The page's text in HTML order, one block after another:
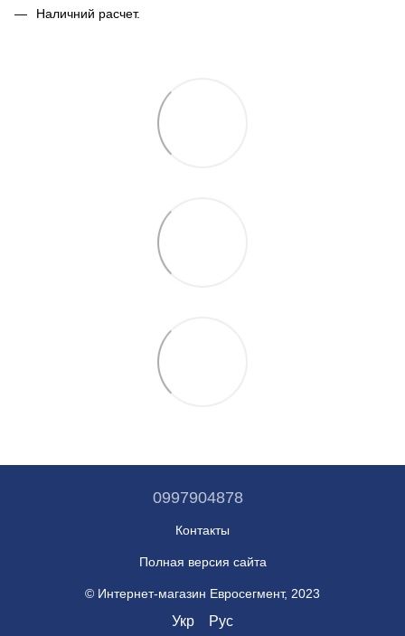
Наличний расчет.
0997904878
Контакты
Полная версия сайта
© Интернет-магазин Евросегмент, 2023
Укр Рус